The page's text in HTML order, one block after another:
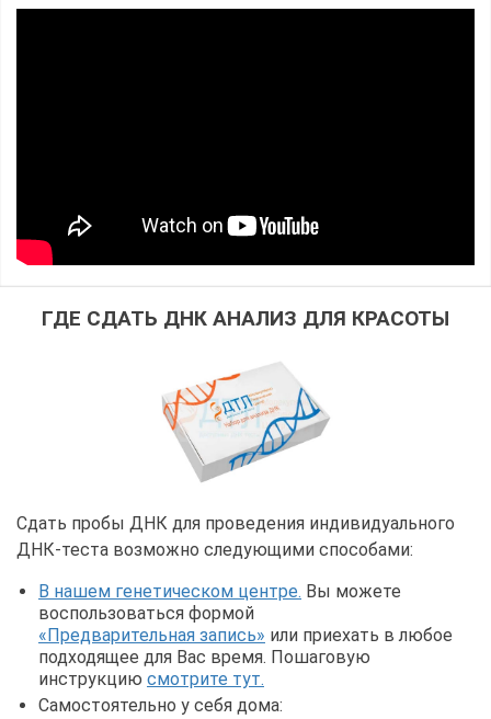
ГДЕ СДАТЬ ДНК АНАЛИЗ ДЛЯ КРАСОТЫ
Сдать пробы ДНК для проведения индивидуального
ДНК-теста возможно следующими способами:
В нашем генетическом центре. Вы можете
воспользоваться формой
«Предварительная запись» или приехать в любое
подходящее для Вас время. Пошаговую
инструкцию смотрите тут.
Самостоятельно у себя дома: